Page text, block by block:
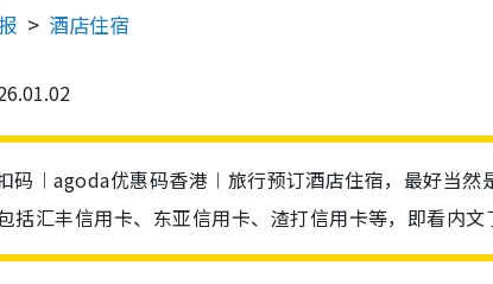
酒店住宿
码︱agoda优惠码香港︱旅行预订酒店住宿，最好当
括汇丰信用卡、东亚信用卡、渣打信用卡等，即看内文